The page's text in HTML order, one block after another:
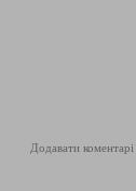
Додавати